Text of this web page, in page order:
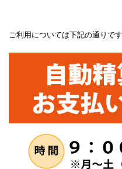
ご利用については下記の通りで